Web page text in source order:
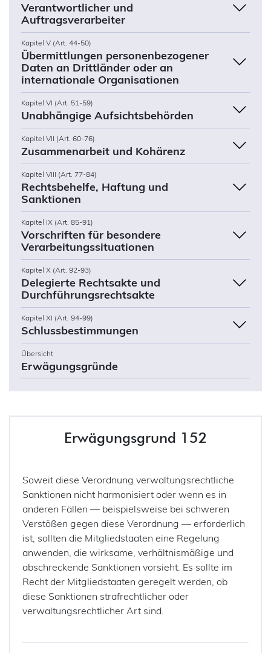
Verantwortlicher und
Auftragsverarbeiter
Kapitel V (Art. 44-50)
Übermittlungen personenbezogener
Daten an Drittländer oder an
internationale Organisationen
Kapitel VI (Art. 51-59)
Unabhängige Aufsichtsbehörden
Kapitel VII (Art. 60-76)
Zusammenarbeit und Kohärenz
Kapitel VIII (Art. 77-84)
Rechtsbehelfe, Haftung und
Sanktionen
Kapitel IX (Art. 85-91)
Vorschriften für besondere
Verarbeitungssituationen
Kapitel X (Art. 92-93)
Delegierte Rechtsakte und
Durchführungsrechtsakte
Kapitel XI (Art. 94-99)
Schlussbestimmungen
Übersicht
Erwägungsgründe
Erwägungsgrund 152
Soweit diese Verordnung verwaltungsrechtliche
Sanktionen nicht harmonisiert oder wenn es in
anderen Fällen — beispielsweise bei schweren
Verstößen gegen diese Verordnung — erforderlich
ist, sollten die Mitgliedstaaten eine Regelung
anwenden, die wirksame, verhältnismäßige und
abschreckende Sanktionen vorsieht. Es sollte im
Recht der Mitgliedstaaten geregelt werden, ob
diese Sanktionen strafrechtlicher oder
verwaltungsrechtlicher Art sind.